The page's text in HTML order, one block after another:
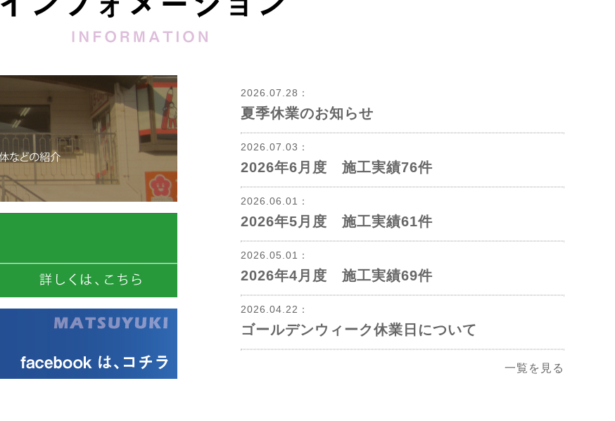
2026.07.28：
夏季休業のお知らせ
2026.07.03：
2026年6月度 施工実績76件
2026.06.01：
2026年5月度 施工実績61件
2026.05.01：
2026年4月度 施工実績69件
2026.04.22：
ゴールデンウィーク休業日について
一覧を見る